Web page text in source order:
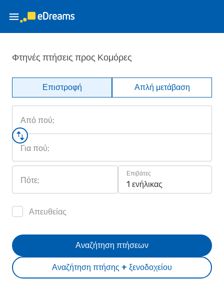
Φτηνές πτήσεις προς Κομόρες
Επιστροφή Απλή μετάβαση
Από πού;
Για πού;
Πότε;
Επιβάτες
1 ενήλικας
Απευθείας
Αναζήτηση πτήσης + ξενοδοχείου
Αναζήτηση πτήσεων